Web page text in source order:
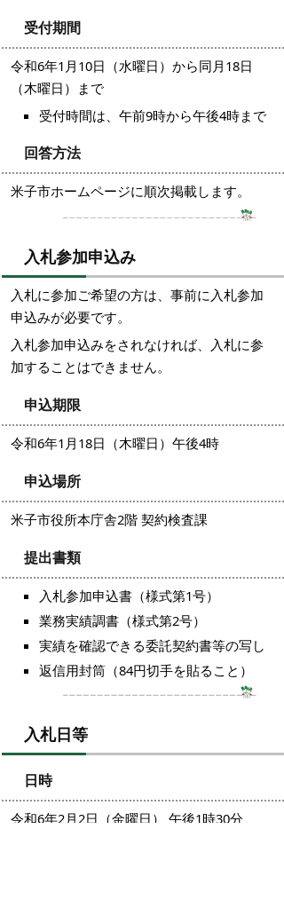
受付期間
令和6年1月10日（水曜日）から同月18日
（木曜日）まで
受付時間は、午前9時から午後4時まで
回答方法
米子市ホームページに順次掲載します。
入札参加申込み
入札に参加ご希望の方は、事前に入札参加
申込みが必要です。
入札参加申込みをされなければ、入札に参
加することはできません。
申込期限
令和6年1月18日（木曜日）午後4時
申込場所
米子市役所本庁舎2階 契約検査課
提出書類
入札参加申込書（様式第1号）
業務実績調書（様式第2号）
実績を確認できる委託契約書等の写し
返信用封筒（84円切手を貼ること）
入札日等
日時
令和6年2月2日（金曜日） 午後1時30分